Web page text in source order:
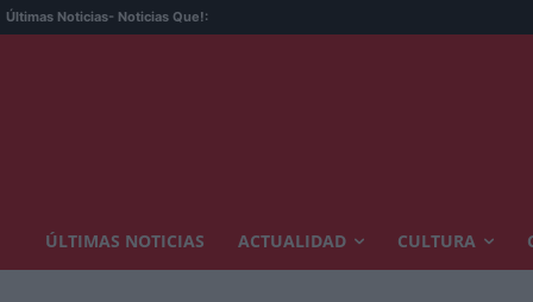
Últimas Noticias- Noticias Que!:
ÚLTIMAS NOTICIAS ACTUALIDAD CULTURA